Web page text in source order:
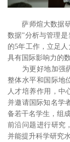
萨师煊大数据研
数据”分析与管理是
的5年工作，立足人
具有国际影响力的
为更好地加强萨
整体水平和国际地
人才培养作用，中
并邀请国际知名学
备若干名学生，组
前沿问题进行研究
并能提升科学研究